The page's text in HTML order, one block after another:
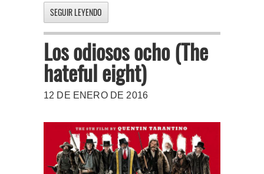
SEGUIR LEYENDO
Los odiosos ocho (The
hateful eight)
12 DE ENERO DE 2016